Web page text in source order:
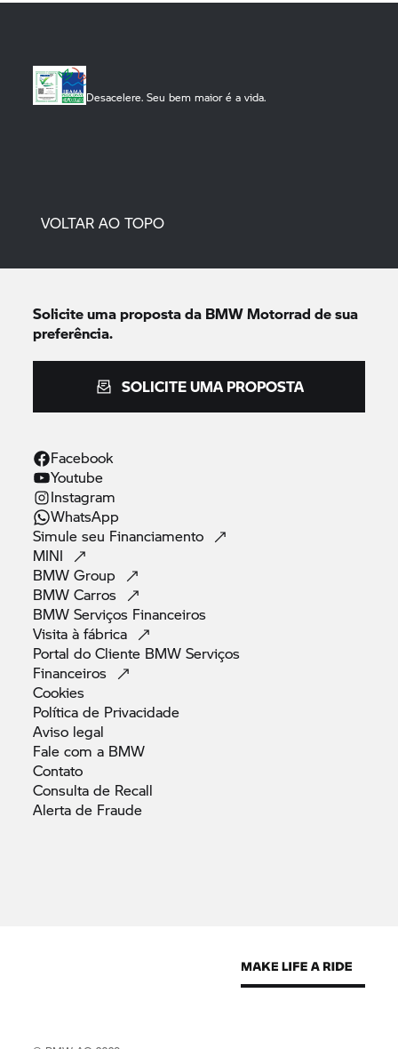
Desacelere. Seu bem maior é a vida.
VOLTAR AO TOPO
Solicite uma proposta da BMW Motorrad de sua
preferência.
SOLICITE UMA PROPOSTA
Facebook
Youtube
Instagram
WhatsApp
Simule seu Financiamento
MINI
BMWGroup
BMWCarros
BMW Serviços Financeiros
Visita àfábrica
Portal do Cliente BMW Serviços
Financeiros
Cookies
Política de Privacidade
Aviso legal
Fale com a BMW
Contato
Consulta de Recall
Alerta de Fraude